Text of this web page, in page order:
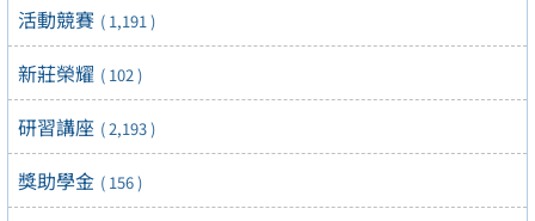
活動競賽 ( 1,191 )
新莊榮耀 ( 102 )
研習講座 ( 2,193 )
獎助學金 ( 156 )